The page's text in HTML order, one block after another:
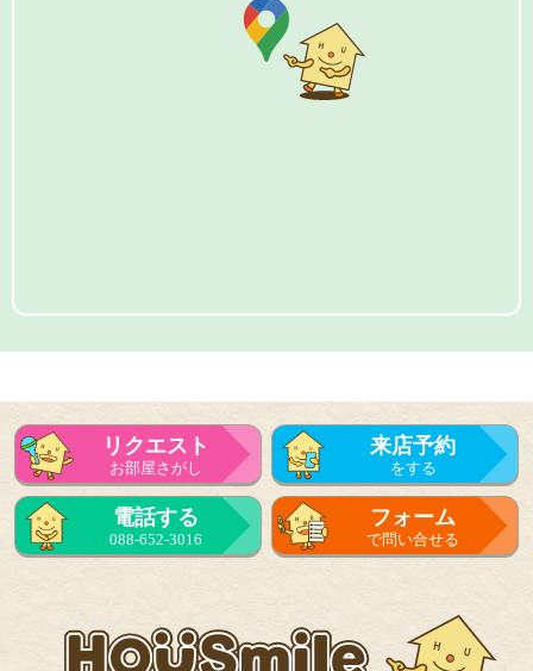
リクエスト
お部屋さがし
来店予約
をする
電話する
088-652-3016
フォーム
で問い合せる